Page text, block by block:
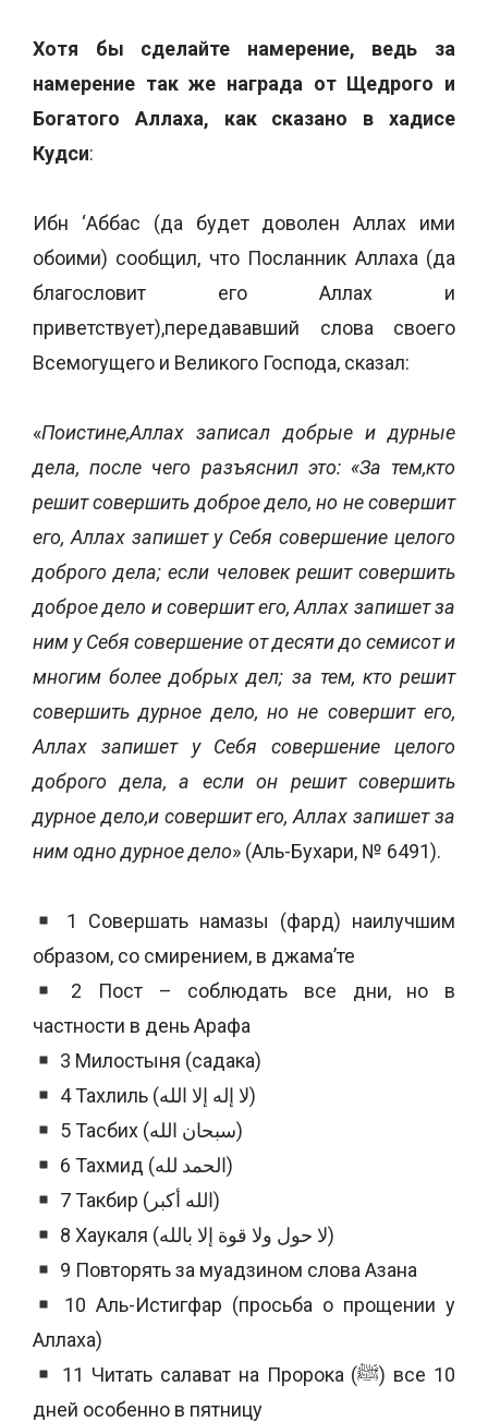
Хотя бы сделайте намерение, ведь за
намерение так же награда от Щедрого и
Богатого Аллаха, как сказано в хадисе
Кудси:
Ибн ‘Аббас (да будет доволен Аллах ими
обоими) сообщил, что Посланник Аллаха (да
благословит его Аллах и
приветствует),передававший слова своего
Всемогущего и Великого Господа, сказал:
«Поистине,Аллах записал добрые и дурные
дела, после чего разъяснил это: «За тем,кто
решит совершить доброе дело, но не совершит
его, Аллах запишет у Себя совершение целого
доброго дела; если человек решит совершить
доброе дело и совершит его, Аллах запишет за
ним у Себя совершение от десяти до семисот и
многим более добрых дел; за тем, кто решит
совершить дурное дело, но не совершит его,
Аллах запишет у Себя совершение целого
доброго дела, а если он решит совершить
дурное дело,и совершит его, Аллах запишет за
ним одно дурное дело» (Аль-Бухари, № 6491).
1 Совершать намазы (фард) наилучшим
образом, со смирением, в джама’те
2 Пост – соблюдать все дни, но в
частности в день Арафа
3 Милостыня (садака)
4 Тахлиль (لا إله إلا الله)
5 Тасбих (سبحان الله)
6 Тахмид (الحمد لله)
7 Такбир (الله أكبر)
8 Хаукаля (لا حول ولا قوة إلا بالله)
9 Повторять за муадзином слова Азана
10 Аль-Истигфар (просьба о прощении у
Аллаха)
11 Читать салават на Пророка (ﷺ) все 10
дней особенно в пятницу